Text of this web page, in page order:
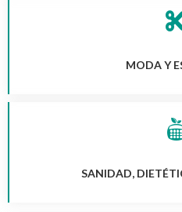
MODA Y
SANIDAD,